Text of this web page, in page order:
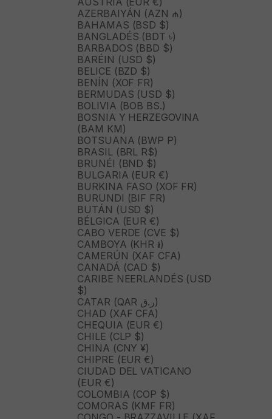
AZERBAIYÁN (AZN ₼)
BAHAMAS (BSD $)
BANGLADÉS (BDT ৳)
BARBADOS (BBD $)
BARÉIN (USD $)
BELICE (BZD $)
BENÍN (XOF FR)
BERMUDAS (USD $)
BOLIVIA (BOB BS.)
BOSNIA Y HERZEGOVINA
(BAM КМ)
BOTSUANA (BWP P)
BRASIL (BRL R$)
BRUNÉI (BND $)
BULGARIA (EUR €)
BURKINA FASO (XOF FR)
BURUNDI (BIF FR)
BUTÁN (USD $)
BÉLGICA (EUR €)
CABO VERDE (CVE $)
CAMBOYA (KHR ៛)
CAMERÚN (XAF CFA)
CANADÁ (CAD $)
CARIBE NEERLANDÉS (USD
$)
CATAR (QAR ر.ق)
CHAD (XAF CFA)
CHEQUIA (EUR €)
CHILE (CLP $)
CHINA (CNY ¥)
CHIPRE (EUR €)
CIUDAD DEL VATICANO
(EUR €)
COLOMBIA (COP $)
COMORAS (KMF FR)